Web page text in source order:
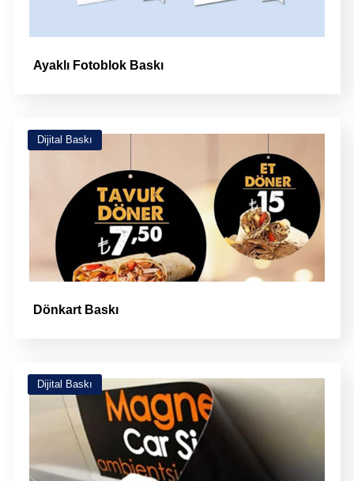
Ayaklı Fotoblok Baskı
Dijital Baskı
Dönkart Baskı
Dijital Baskı